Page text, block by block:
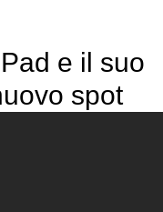
e il suo
spot